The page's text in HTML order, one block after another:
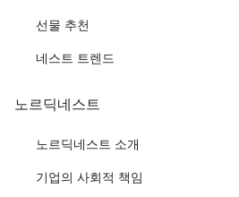
선물 추천
네스트 트렌드
노르딕네스트
노르딕네스트 소개
기업의 사회적 책임